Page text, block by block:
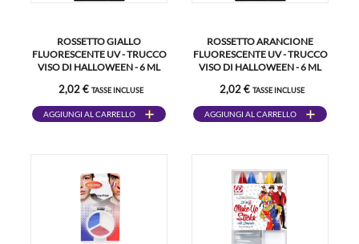
ROSSETTO GIALLO
FLUORESCENTE UV - TRUCCO
VISO DI HALLOWEEN - 6 ML
2,02 € TASSE INCLUSE
AGGIUNGI AL CARRELLO
ROSSETTO ARANCIONE
FLUORESCENTE UV - TRUCCO
VISO DI HALLOWEEN - 6 ML
2,02 € TASSE INCLUSE
AGGIUNGI AL CARRELLO